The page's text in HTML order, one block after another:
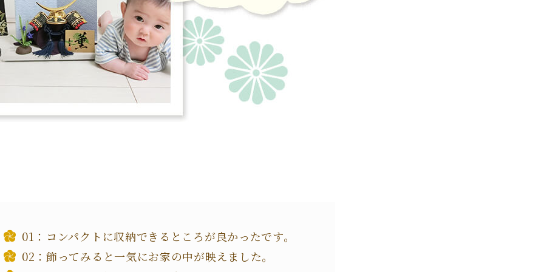
コンパクトに収納できるところが良かったです。
飾ってみると一気にお家の中が映えました。